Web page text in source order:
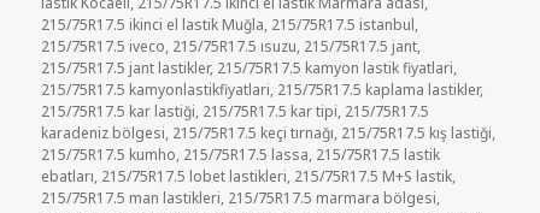
215/75R17.5 ikinci el lastik Muğla, 215/75R17.5 istanbul,
215/75R17.5 iveco, 215/75R17.5 ısuzu, 215/75R17.5 jant,
215/75R17.5 jant lastikler, 215/75R17.5 kamyon lastik fiyatlari,
215/75R17.5 kamyonlastikfiyatlari, 215/75R17.5 kaplama lastikler,
215/75R17.5 kar lastiği, 215/75R17.5 kar tipi, 215/75R17.5
karadeniz bölgesi, 215/75R17.5 keçi tırnağı, 215/75R17.5 kış lastiği,
215/75R17.5 kumho, 215/75R17.5 lassa, 215/75R17.5 lastik
ebatları, 215/75R17.5 lobet lastikleri, 215/75R17.5 M+S lastik,
215/75R17.5 man lastikleri, 215/75R17.5 marmara bölgesi,